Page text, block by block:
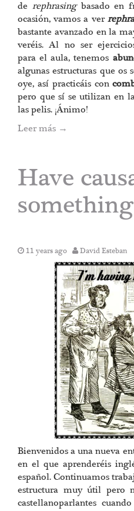
de rephrasingbasado en
ocasión, vamos a ver
bastante avanzado en la
veréis. Al no ser
para el aula, tenemos
algunas estructuras que os
oye, así practicáis con
pero que sí se utilizan en
las pelis. ¡Ánimo!
Leer más →
Have
11 years ago David Esteban
Bienvenidos a una nueva
en el que aprenderéis
español. Continuamos
estructura muy útil pero
castellanoparlantes